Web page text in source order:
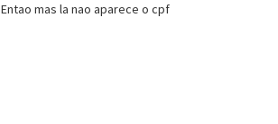
Entao mas la nao aparece o cpf